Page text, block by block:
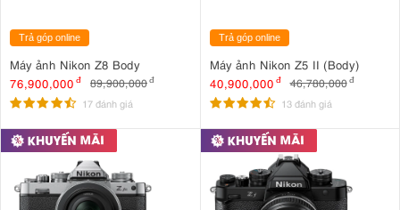
Trả góp online
Máy ảnh Nikon Z8 Body
76,900,000 đ 89,900,000đ
17 đánh giá
Trả góp online
Máy ảnh Nikon Z5 II (Body)
40,900,000 đ 46,780,000 đ
13 đánh giá